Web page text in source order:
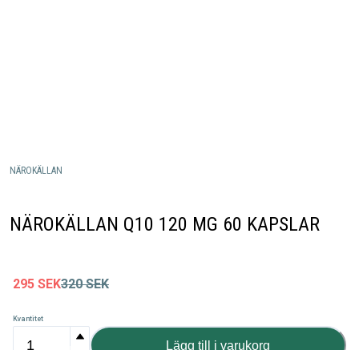
NÄROKÄLLAN
NÄROKÄLLAN Q10 120 MG 60 KAPSLAR
295 SEK320 SEK
Kvantitet
Lägg till i varukorg